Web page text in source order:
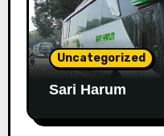
Uncategorized
Sari Harum